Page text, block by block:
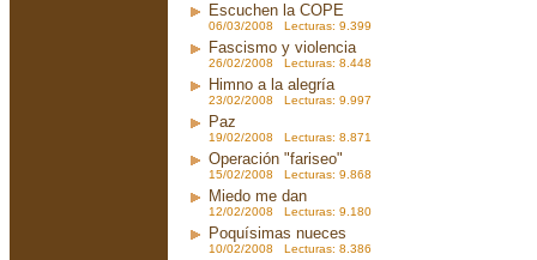
Escuchen la COPE
06/03/2008 Lecturas: 9.399
Fascismo y violencia
26/02/2008 Lecturas: 8.448
Himno a la alegría
23/02/2008 Lecturas: 9.997
Paz
19/02/2008 Lecturas: 8.871
Operación "fariseo"
15/02/2008 Lecturas: 9.868
Miedo me dan
12/02/2008 Lecturas: 9.180
Poquísimas nueces
10/02/2008 Lecturas: 8.386